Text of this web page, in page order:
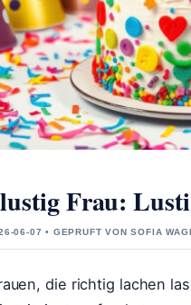
Frau:
06-07 • GEPRUFT VON SOFIA
die richtig lachen